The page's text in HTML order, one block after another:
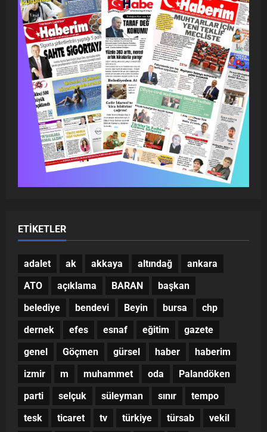
ETIKETLER
adalet ak akkaya altındağ
ankara
ATO
açıklama BARAN
başkan
belediye
bendevi Beyin bursa
chp
dernek
efes esnaf eğitim
gazete
genel
Göçmen gürsel haber
haberim
izmir
m muhammet oda
Palandöken
parti
selçuk süleyman sınır
tempo
tesk
ticaret tv türkiye türsab
vekil